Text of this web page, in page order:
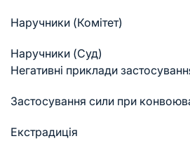
Наручники (Комітет)
Наручники (Суд)
Негативні приклади
Застосування сили при
Екстрадиція